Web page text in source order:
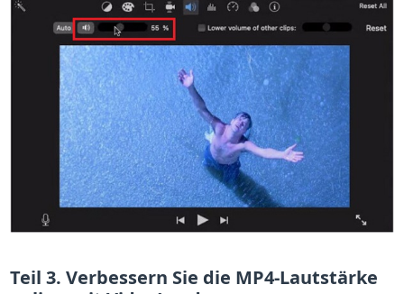
Teil 3. Verbessern Sie die MP4-Lautstärke